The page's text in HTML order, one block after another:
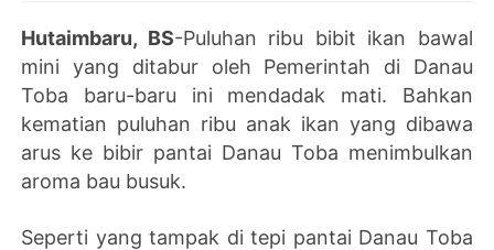
Hutaimbaru, BS-Puluhan ribu bibit ikan bawal
mini yang ditabur oleh Pemerintah di Danau
Toba baru-baru ini mendadak mati. Bahkan
kematian puluhan ribu anak ikan yang dibawa
arus ke bibir pantai Danau Toba menimbulkan
aroma bau busuk.
Seperti yang tampak di tepi pantai Danau Toba